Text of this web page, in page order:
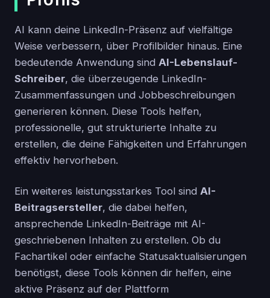
AI kann deine LinkedIn-Präsenz auf vielfältige
Weise verbessern, über Profilbilder hinaus. Eine
bedeutende Anwendung sind AI-Lebenslauf-
Schreiber, die überzeugende LinkedIn-
Zusammenfassungen und Jobbeschreibungen
generieren können. Diese Tools helfen,
professionelle, gut strukturierte Inhalte zu
erstellen, die deine Fähigkeiten und Erfahrungen
effektiv hervorheben.
Ein weiteres leistungsstarkes Tool sind AI-
Beitragsersteller, die dabei helfen,
ansprechende LinkedIn-Beiträge mit AI-
geschriebenen Inhalten zu erstellen. Ob du
Fachartikel oder einfache Statusaktualisierungen
benötigst, diese Tools können dir helfen, eine
aktive Präsenz auf der Plattform